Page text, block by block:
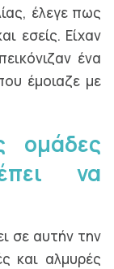
έλεγε πως
εσείς. Είχαν
ένα
έμοιαζε με
ομάδες
να
σε αυτήν την
και αλμυρές